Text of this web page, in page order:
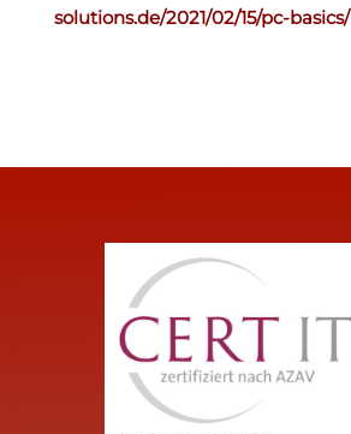
solutions.de/2021/02/15/pc-basics/